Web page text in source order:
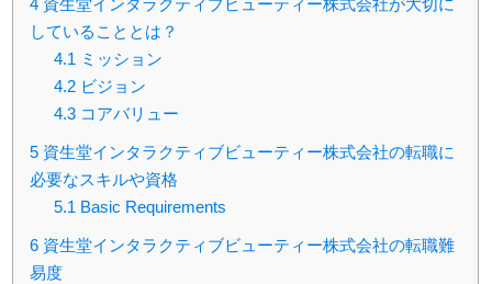
4 資生堂インタラクティブビューティー株式会社が大切に
していることとは？
4.1 ミッション
4.2 ビジョン
4.3 コアバリュー
5 資生堂インタラクティブビューティー株式会社の転職に
必要なスキルや資格
5.1 Basic Requirements
6 資生堂インタラクティブビューティー株式会社の転職難
易度